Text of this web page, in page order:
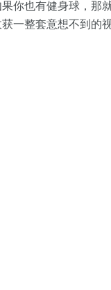
你也有健身球，那
一整套意想不到的